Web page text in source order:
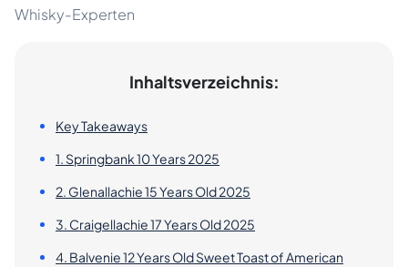
Whisky-Experten
Inhaltsverzeichnis:
Key Takeaways
1. Springbank 10 Years 2025
2. Glenallachie 15 Years Old 2025
3. Craigellachie 17 Years Old 2025
4. Balvenie 12 Years Old Sweet Toast of American